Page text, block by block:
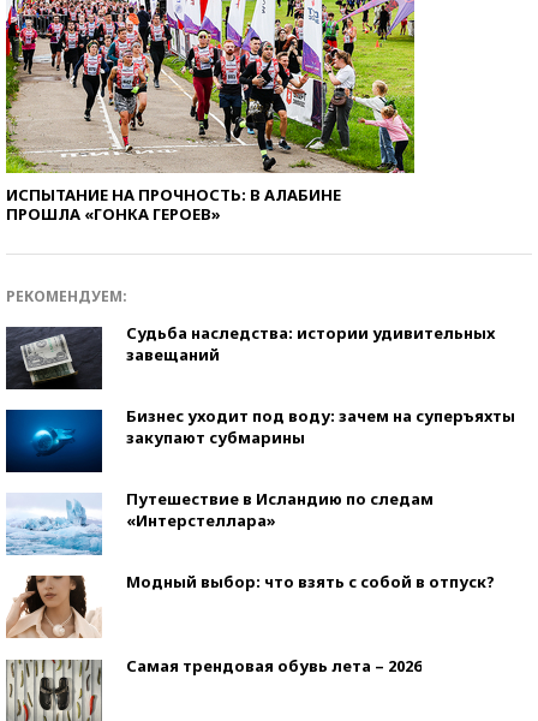
ИСПЫТАНИЕ НА ПРОЧНОСТЬ: В АЛАБИНЕ
ПРОШЛА «ГОНКА ГЕРОЕВ»
РЕКОМЕНДУЕМ:
Судьба наследства: истории удивительных
завещаний
Бизнес уходит под воду: зачем на суперъяхты
закупают субмарины
Путешествие в Исландию по следам
«Интерстеллара»
Модный выбор: что взять с собой в отпуск?
Самая трендовая обувь лета – 2026